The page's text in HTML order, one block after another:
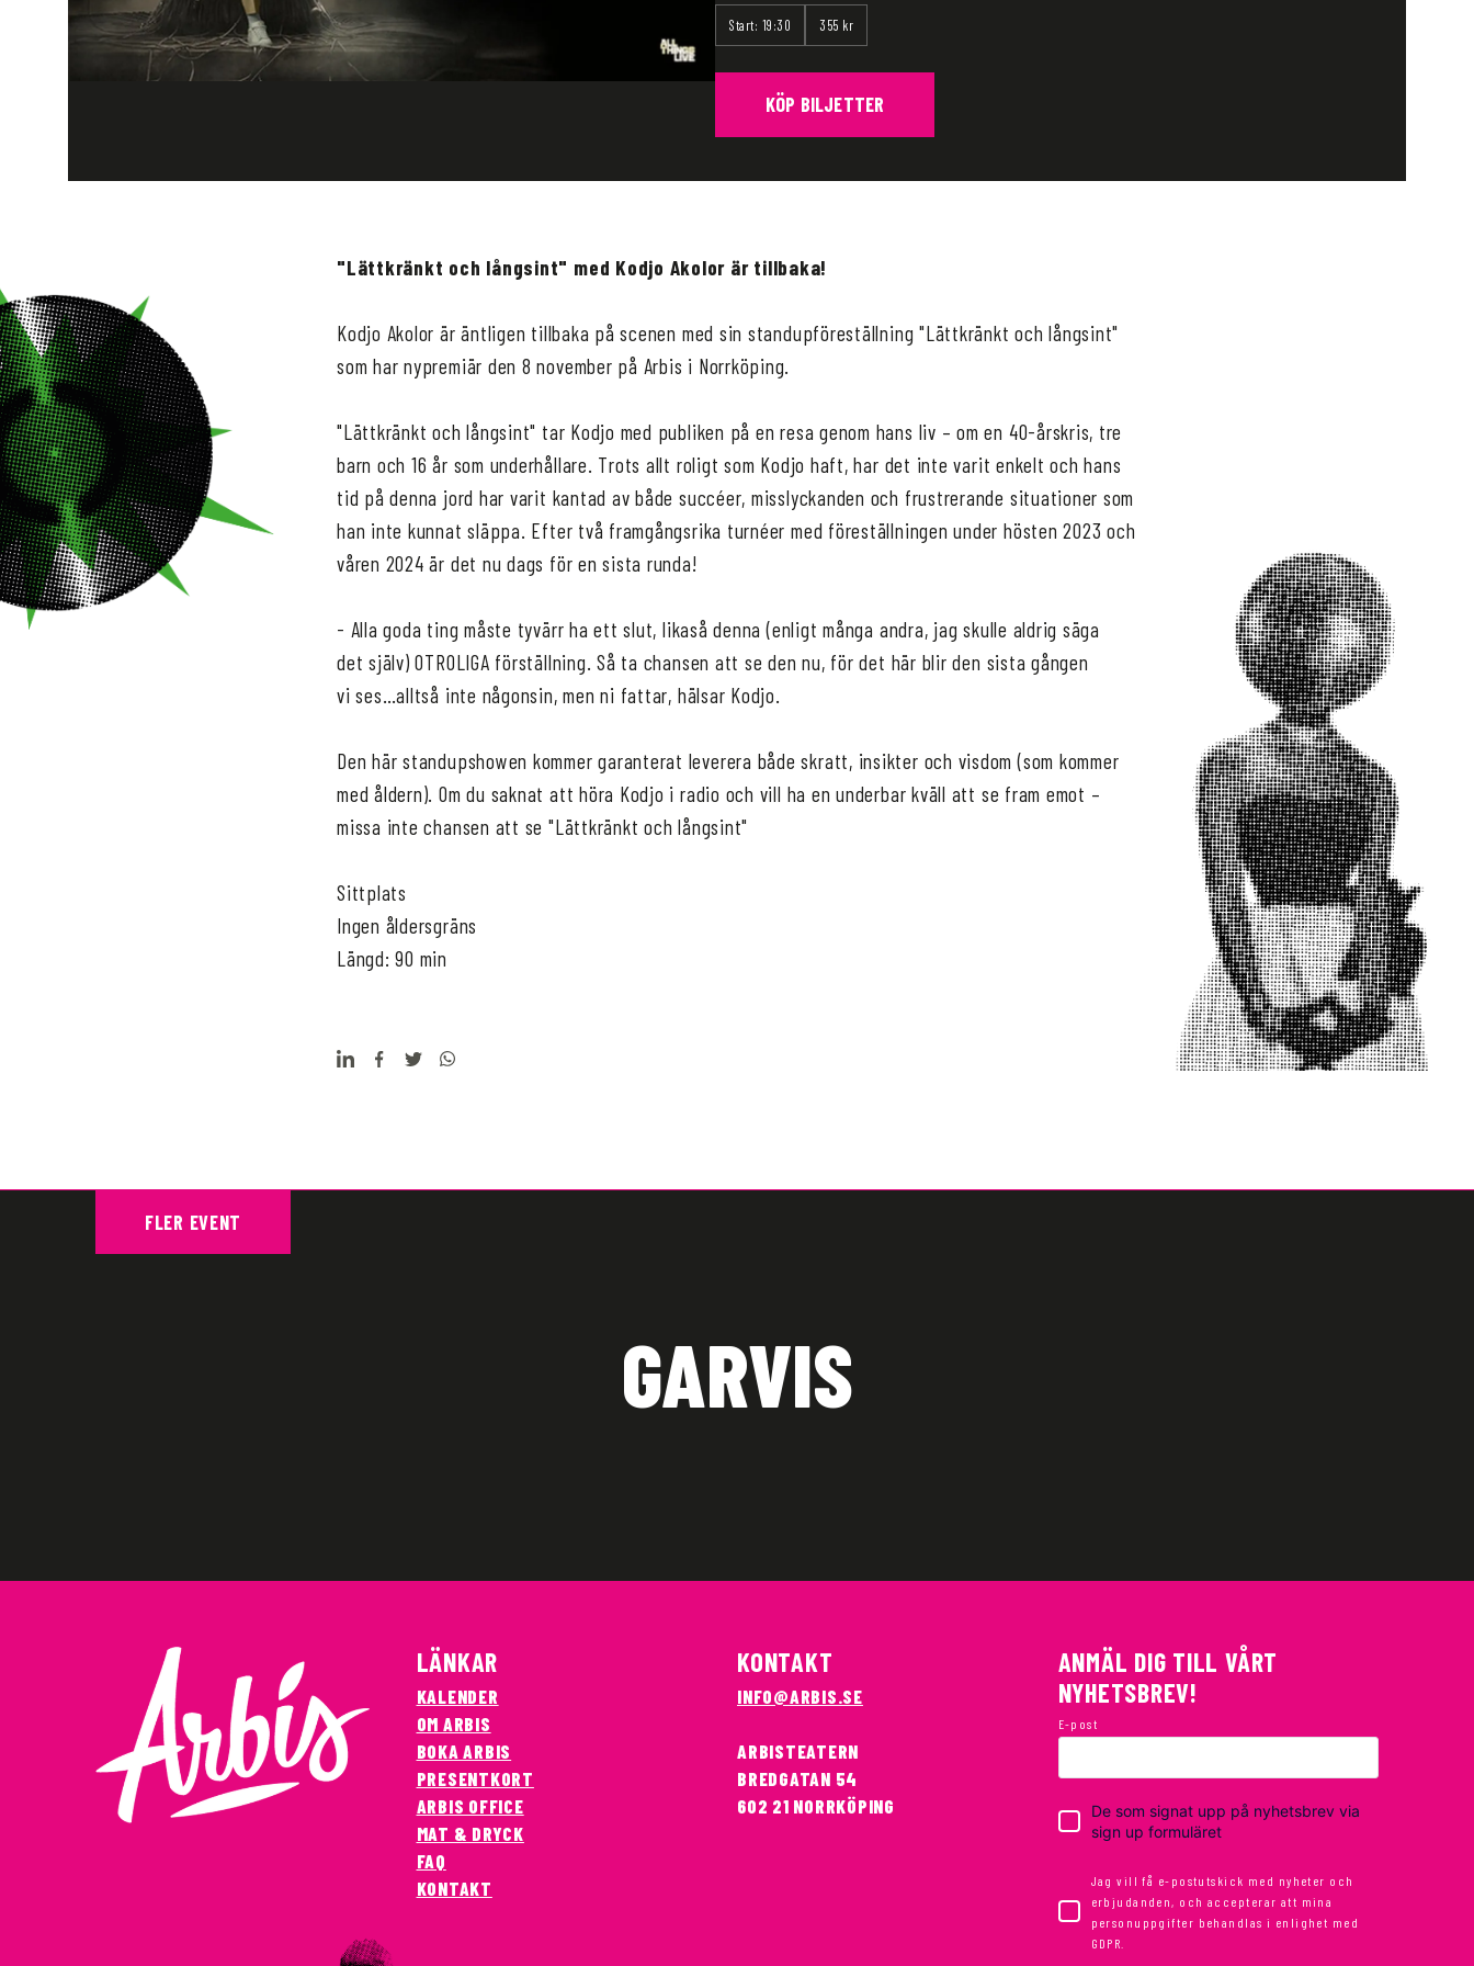
Start: 19:30 355 kr
KÖP BILJETTER
"Lättkränkt och långsint" med Kodjo Akolor är tillbaka!
Kodjo Akolor är äntligen tillbaka på scenen med sin standupföreställning "Lättkränkt och långsint"
som har nypremiär den 8 november på Arbis i Norrköping.
"Lättkränkt och långsint" tar Kodjo med publiken på en resa genom hans liv – om en 40-årskris, tre
barn och 16 år som underhållare. Trots allt roligt som Kodjo haft, har det inte varit enkelt och hans
tid på denna jord har varit kantad av både succéer, misslyckanden och frustrerande situationer som
han inte kunnat släppa. Efter två framgångsrika turnéer med föreställningen under hösten 2023 och
våren 2024 är det nu dags för en sista runda!
- Alla goda ting måste tyvärr ha ett slut, likaså denna (enligt många andra, jag skulle aldrig säga
det själv) OTROLIGA förställning. Så ta chansen att se den nu, för det här blir den sista gången
vi ses…alltså inte någonsin, men ni fattar, hälsar Kodjo.
Den här standupshowen kommer garanterat leverera både skratt, insikter och visdom (som kommer
med åldern). Om du saknat att höra Kodjo i radio och vill ha en underbar kväll att se fram emot –
missa inte chansen att se "Lättkränkt och långsint"
Sittplats
Ingen åldersgräns
Längd: 90 min
FLER EVENT
GARVIS
LÄNKAR
KALENDER
OM ARBIS
BOKA ARBIS
PRESENTKORT
ARBIS OFFICE
MAT & DRYCK
FAQ
KONTAKT
KONTAKT
INFO@ARBIS.SE
ARBISTEATERN
BREDGATAN 54
602 21 NORRKÖPING
ANMÄL DIG TILL VÅRT
NYHETSBREV!
E-post
De som signat upp på nyhetsbrev via
sign up formuläret
Jag vill få e-postutskick med nyheter och
erbjudanden, och accepterar att mina
personuppgifter behandlas i enlighet med
GDPR.